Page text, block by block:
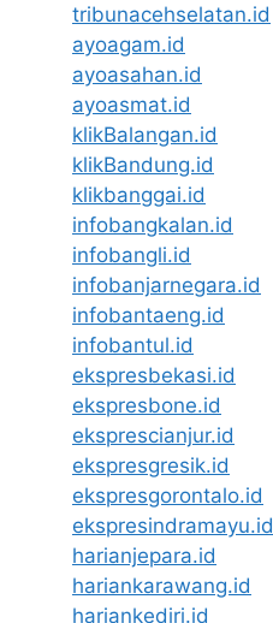
tribunacehselatan.id
ayoagam.id
ayoasahan.id
ayoasmat.id
klikBalangan.id
klikBandung.id
klikbanggai.id
infobangkalan.id
infobangli.id
infobanjarnegara.id
infobantaeng.id
infobantul.id
ekspresbekasi.id
ekspresbone.id
eksprescianjur.id
ekspresgresik.id
ekspresgorontalo.id
ekspresindramayu.id
harianjepara.id
hariankarawang.id
hariankediri.id